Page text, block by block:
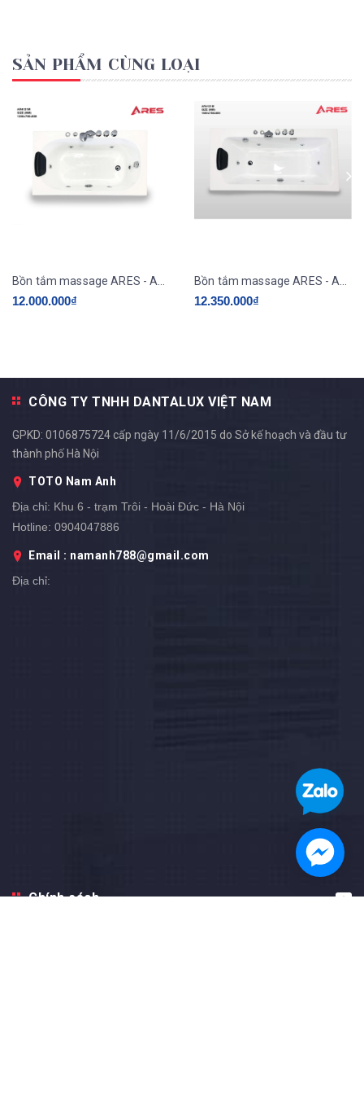
SẢN PHẨM CÙNG LOẠI
12.000.000₫ 12.350.000₫
CÔNG TY TNHH DANTALUX VIỆT NAM
GPKD: 0106875724 cấp ngày 11/6/2015 do Sở kế hoạch và đầu tư
thành phố Hà Nội
TOTO Nam Anh
Địa chỉ: Khu 6 - trạm Trôi - Hoài Đức - Hà Nội
Hotline: 0904047886
Email : namanh788@gmail.com
Địa chỉ:
Chính sách